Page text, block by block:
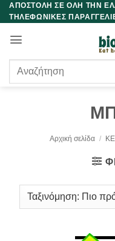
Μετάβαση
στο
περιεχόμενο
ΑΠΟΣΤΟΛΗ ΣΕ ΟΛΗ ΤΗΝ
ΤΗΛΕΦΩΝΙΚΕΣ
Αναζήτηση
Αρχική σελίδα /